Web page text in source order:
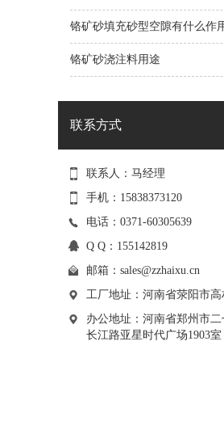
铬矿砂填充砂型空隙有什么作
铬矿砂浇注料用途
联系方式
联系人：马经理
手机：15838373120
电话：0371-60305639
Q Q：155142819
邮箱： sales@zzhaixu.cn
工厂地址：河南省荥阳市高
办公地址：河南省郑州市
长江路亚星时代广场1903室